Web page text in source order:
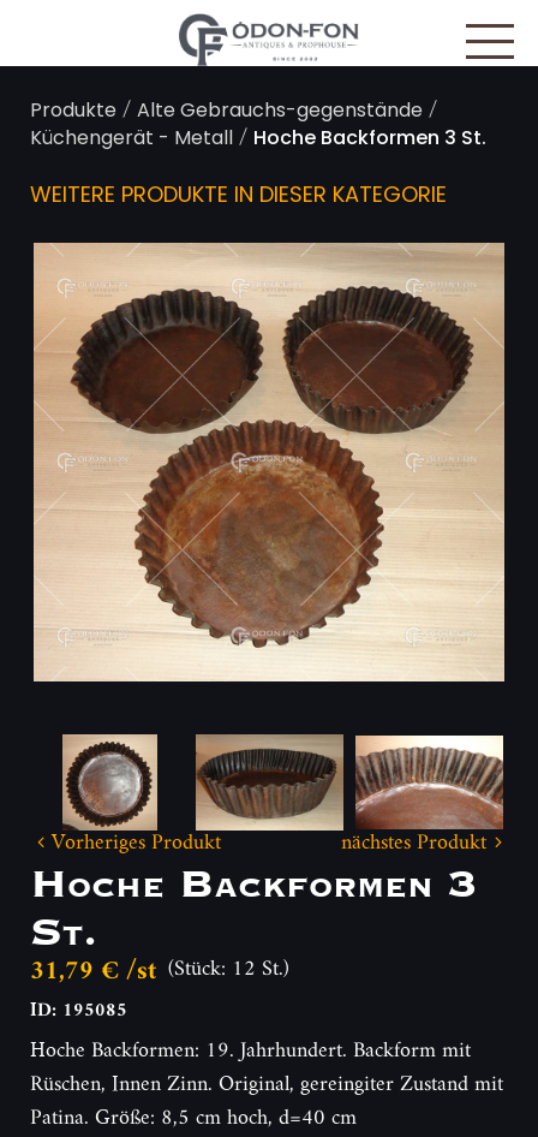
Produkte/Alte Gebrauchs-gegenstände/
Küchengerät - Metall/ Hoche Backformen 3 St.
WEITERE PRODUKTE IN DIESER KATEGORIE
Vorheriges Produkt nächstes Produkt
Hoche Backformen 3
St.
31,79 € /st (Stück: 12 St.)
ID: 195085
Hoche Backformen: 19. Jahrhundert. Backform mit
Rüschen, Innen Zinn. Original, gereingiter Zustand mit
Patina. Größe: 8,5 cm hoch, d=40 cm